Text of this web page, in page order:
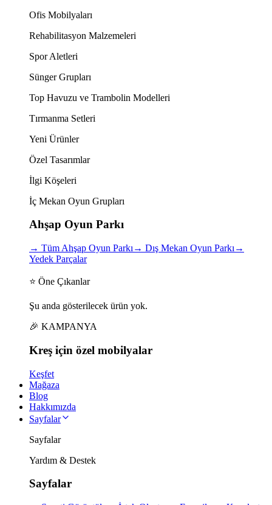
Ofis Mobilyaları
Rehabilitasyon Malzemeleri
Spor Aletleri
Sünger Grupları
Top Havuzu ve Trambolin Modelleri
Tırmanma Setleri
Yeni Ürünler
Özel Tasarımlar
İlgi Köşeleri
İç Mekan Oyun Grupları
Ahşap Oyun Parkı
→ Tüm Ahşap Oyun Parkı → Dış Mekan Oyun Parkı →
Yedek Parçalar
⭐ Öne Çıkanlar
Şu anda gösterilecek ürün yok.
🎉 KAMPANYA
Kreş için özel mobilyalar
Keşfet
Mağaza
Blog
Hakkımızda
Sayfalar
Sayfalar
Yardım & Destek
Sayfalar